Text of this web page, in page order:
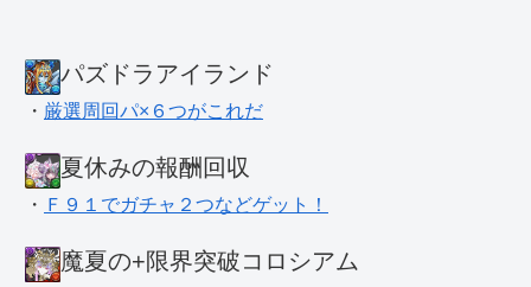
パズドラアイランド
・ 厳選周回パ×６つがこれだ
夏休みの報酬回収
・ Ｆ９１でガチャ２つなどゲット！
魔夏の+限界突破コロシアム